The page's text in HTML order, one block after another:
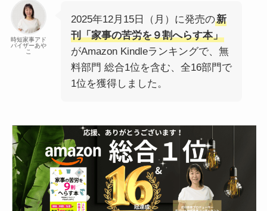
時短家事アド
バイザーあや
こ
2025年12月15日（月）に発売の新
刊「家事の苦労を９割へらす本」
がAmazon Kindleランキングで、無
料部門 総合1位を含む、全16部門で
1位を獲得しました。